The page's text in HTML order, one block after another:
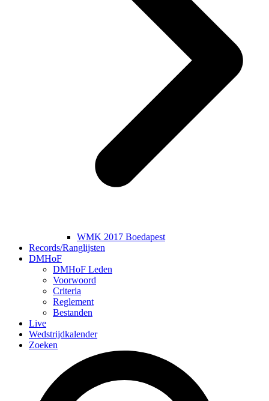
WMK 2017 Boedapest
Records/Ranglijsten
DMHoF
DMHoF Leden
Voorwoord
Criteria
Reglement
Bestanden
Live
Wedstrijdkalender
Zoeken